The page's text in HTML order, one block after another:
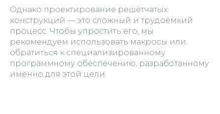
Однако проектирование решётчатых
конструкций — это сложный и трудоёмкий
процесс. Чтобы упростить его, мы
рекомендуем использовать макросы или
обратиться к специализированному
программному обеспечению, разработанному
именно для этой цели.